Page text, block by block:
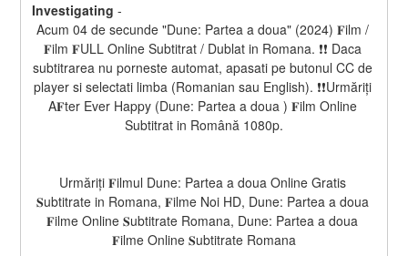
Investigating -
Acum 04 de secunde "Dune: Partea a doua" (2024) 𝐅ilm /
𝐅ilm 𝐅ULL Online Subtitrat / Dublat in Romana. ❗❗️️ Daca
subtitrarea nu porneste automat, apasati pe butonul CC de
player si selectati limba (Romanian sau English). ❗❗️️Urmăriți
A𝐅ter Ever Happy (Dune: Partea a doua ) 𝐅ilm Online
Subtitrat in Română 1080p.
Urmăriți 𝐅ilmul Dune: Partea a doua Online Gratis
𝐒ubtitrate in Romana, 𝐅ilme Noi HD, Dune: Partea a doua
𝐅ilme Online 𝐒ubtitrate Romana, Dune: Partea a doua
𝐅ilme Online 𝐒ubtitrate Romana